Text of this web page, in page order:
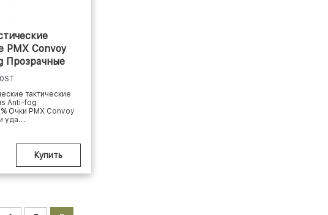
PMX Convoy
Прозрачные
тактические
Anti-fog
Очки PMX Convoy
уда...
Купить